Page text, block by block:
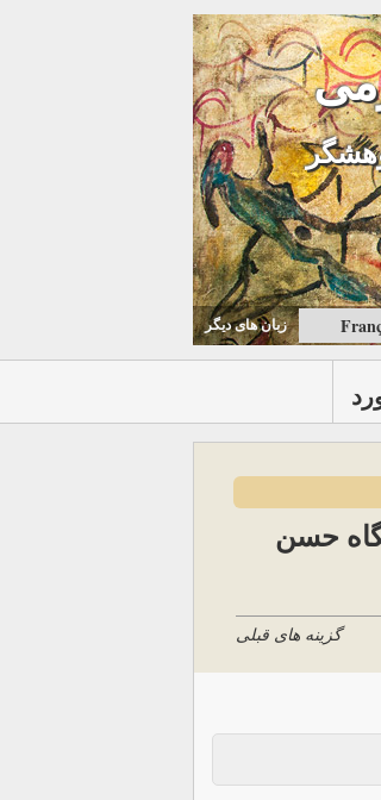
زبان های ديگر
حسن
گزینه های قبلی